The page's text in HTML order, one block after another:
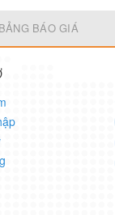
BÁO GIÁ